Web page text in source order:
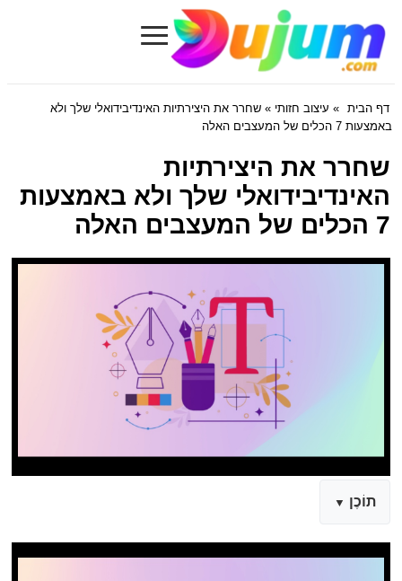
Dujum.com
≡
דף הבית » עיצוב חזותי » שחרר את היצירתיות האינדיבידואלי שלך ולא
באמצעות 7 הכלים של המעצבים האלה
שחרר את היצירתיות
האינדיבידואלי שלך ולא באמצעות
7 הכלים של המעצבים האלה
תוֹכֶן